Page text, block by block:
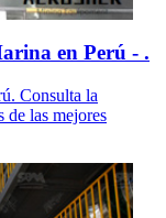
en Perú - .
Consulta la
de las mejores